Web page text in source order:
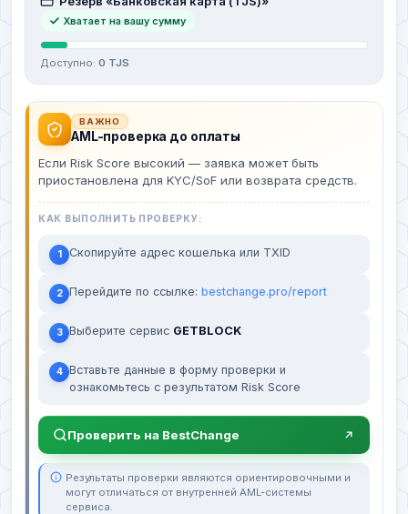
Хватает на вашу сумму
Доступно: 0 TJS
ВАЖНО
AML-проверка до оплаты
Если Risk Score высокий — заявка может быть
приостановлена для KYC/SoF или возврата средств.
КАК ВЫПОЛНИТЬ ПРОВЕРКУ:
1 Скопируйте адрес кошелька или TXID
2 Перейдите по ссылке: bestchange.pro/report
3 Выберите сервис GETBLOCK
4 Вставьте данные в форму проверки и
ознакомьтесь с результатом Risk Score
Проверить на BestChange
Результаты проверки являются ориентировочными и
могут отличаться от внутренней AML-системы
сервиса.